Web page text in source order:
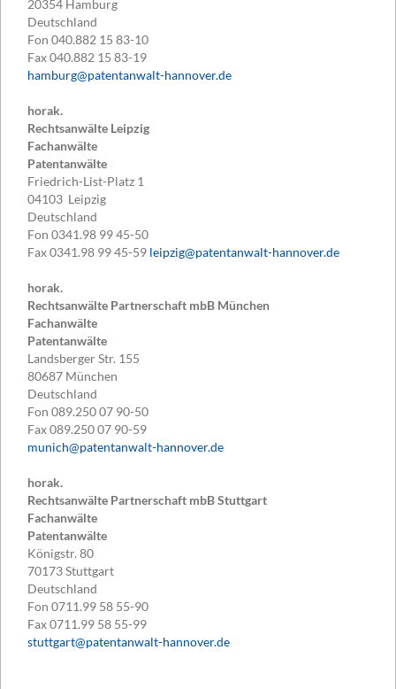
20354 Hamburg
Deutschland
Fon 040.882 15 83-10
Fax040.882 15 83-19
hamburg@patentanwalt-hannover.de
horak.
Rechtsanwälte Leipzig
Fachanwälte
Patentanwälte
Friedrich-List-Platz 1
04103 Leipzig
Deutschland
Fon 0341.98 99 45-50
Fax0341.98 99 45-59 leipzig@patentanwalt-hannover.de
horak.
Rechtsanwälte Partnerschaft mbB München
Fachanwälte
Patentanwälte
Landsberger Str. 155
80687 München
Deutschland
Fon 089.250 07 90-50
Fax089.250 07 90-59
munich@patentanwalt-hannover.de
horak.
Rechtsanwälte Partnerschaft mbB Stuttgart
Fachanwälte
Patentanwälte
Königstr. 80
70173Stuttgart
Deutschland
Fon 0711.99 58 55-90
Fax0711.99 58 55-99
stuttgart@patentanwalt-hannover.de